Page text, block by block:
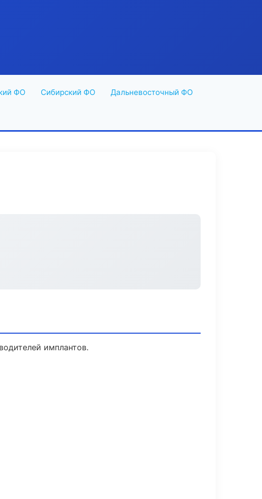
ФО Сибирский ФО Дальневосточный ФО
имплантов.